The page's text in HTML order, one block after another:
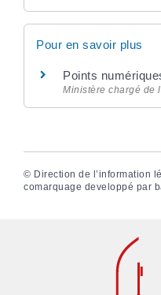
Pour en savoir plus
Points
Ministère chargé de
© Direction de l’information
comarquage developpé par